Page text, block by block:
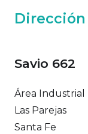
Dirección
Savio 662
Área Industrial
Las Parejas
Santa Fe